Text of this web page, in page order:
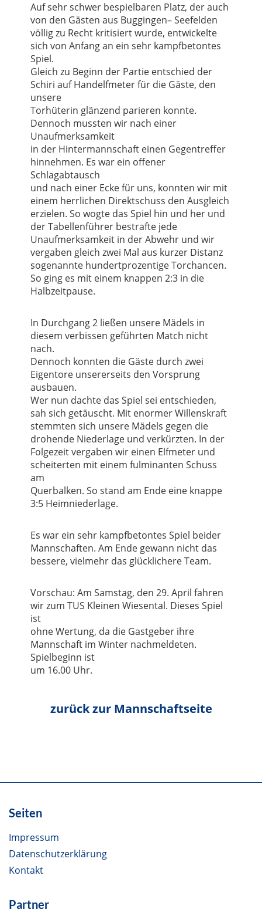
Auf sehr schwer bespielbaren Platz, der auch
von den Gästen aus Buggingen–Seefelden
völlig zu Recht kritisiert wurde, entwickelte
sich von Anfang an ein sehr kampfbetontes
Spiel.
Gleich zu Beginn der Partie entschied der
Schiri auf Handelfmeter für die Gäste, den
unsere
Torhüterin glänzend parieren konnte.
Dennoch mussten wir nach einer
Unaufmerksamkeit
in der Hintermannschaft einen Gegentreffer
hinnehmen. Es war ein offener
Schlagabtausch
und nach einer Ecke für uns, konnten wir mit
einem herrlichen Direktschuss den Ausgleich
erzielen. So wogte das Spiel hin und her und
der Tabellenführer bestrafte jede
Unaufmerksamkeit in derAbwehr und wir
vergaben gleich zwei Mal aus kurzer Distanz
sogenannte hundertprozentige Torchancen.
So ging es mit einem knappen 2:3 in die
Halbzeitpause.
In Durchgang 2 ließen unsere Mädels in
diesem verbissen geführten Match nicht
nach.
Dennoch konnten die Gäste durch zwei
Eigentore unsererseits den Vorsprung
ausbauen.
Wer nun dachte das Spiel sei entschieden,
sah sich getäuscht. Mit enormer Willenskraft
stemmten sich unsere Mädels gegen die
drohende Niederlage und verkürzten. In der
Folgezeitvergaben wir einen Elfmeter und
scheiterten mit einem fulminanten Schuss
am
Querbalken. So stand am Ende eine knappe
3:5 Heimniederlage.
Es war ein sehr kampfbetontes Spiel beider
Mannschaften. Am Ende gewann nicht das
bessere, vielmehr das glücklichere Team.
Vorschau: AmSamstag, den 29.April fahren
wir zum TUS Kleinen Wiesental. Dieses Spiel
ist
ohne Wertung, da die Gastgeber ihre
Mannschaft im Winter nachmeldeten.
Spielbeginn ist
um 16.00 Uhr.
Seiten
Impressum
Datenschutzerklärung
Kontakt
Partner